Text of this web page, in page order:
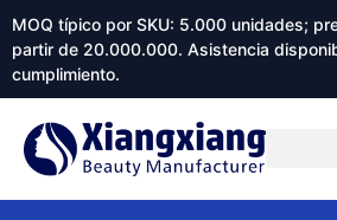
MOQ típico por SKU: 5.000 unidades;
partir de 20.000.000. Asistencia
cumplimiento.